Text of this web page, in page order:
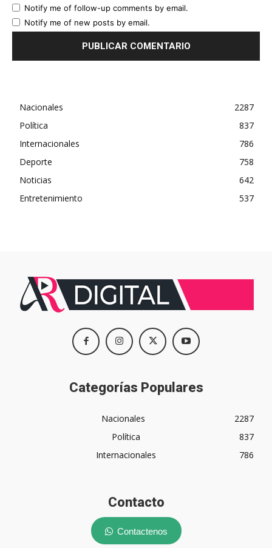
Notify me of follow-up comments by email.
Notify me of new posts by email.
Nacionales
2287
Política
837
Internacionales
786
Deporte
758
Noticias
642
Entretenimiento
537
Categorías Populares
Nacionales
2287
Política
837
Internacionales
786
Contacto
Contactenos